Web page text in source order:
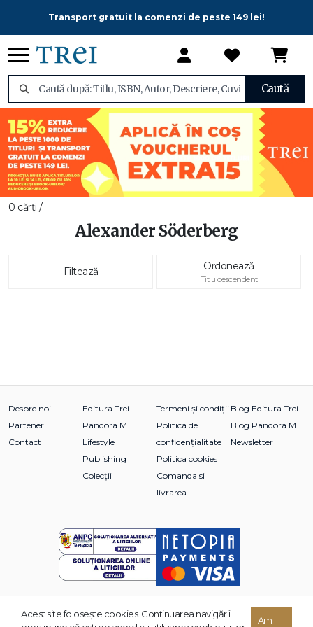
Transport gratuit la comenzi de peste 149 lei!
Caută
0 cărți /
Alexander Söderberg
Filtează Ordonează
Titlu descendent
Despre noi
Parteneri
Contact
Editura Trei
Pandora M
Lifestyle
Publishing
Colecții
Termeni și condiții
Politica de
confidențialitate
Politica cookies
Comanda si
livrarea
Blog Editura Trei
Blog Pandora M
Newsletter
© 2026 Grupul Editorial TREI. Toate drepturile rezervate.
Acest site foloseşte cookies. Continuarea navigării
Am